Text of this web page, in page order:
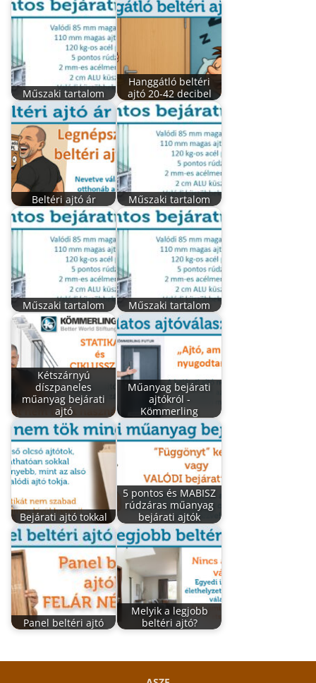
Műszaki tartalom
Hanggátló beltéri
ajtó 20-42 decibel
Beltéri ajtó ár Műszaki tartalom
Műszaki tartalom Műszaki tartalom
Kétszárnyú
díszpaneles
műanyag bejárati
ajtó
Műanyag bejárati
ajtókról -
Kömmerling
Bejárati ajtó tokkal
5 pontos és MABISZ
rúdzáras műanyag
bejárati ajtók
Panel beltéri ajtó
Melyik a legjobb
beltéri ajtó?